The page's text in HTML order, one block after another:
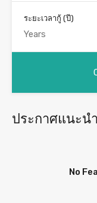
ระยะเวลากู้ (ปี)
ประกาศแนะนำ
No